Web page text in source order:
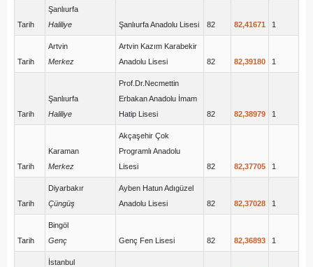
Tarih
Şanlıurfa
Haliliye
Şanlıurfa Anadolu Lisesi 82 82,41671 1
Tarih
Artvin
Merkez
Artvin Kazım Karabekir
Anadolu Lisesi
82 82,39180 1
Tarih
Şanlıurfa
Haliliye
Prof.Dr.Necmettin
Erbakan Anadolu İmam
Hatip Lisesi
82 82,38979 1
Tarih
Karaman
Merkez
Akçaşehir Çok
Programlı Anadolu
Lisesi
82 82,37705 1
Tarih
Diyarbakır
Çüngüş
Ayben Hatun Adıgüzel
Anadolu Lisesi
82 82,37028 1
Tarih
Bingöl
Genç
Genç Fen Lisesi 82 82,36893 1
İstanbul